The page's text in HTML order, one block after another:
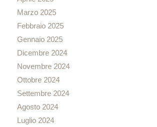
Marzo 2025
Febbraio 2025
Gennaio 2025
Dicembre 2024
Novembre 2024
Ottobre 2024
Settembre 2024
Agosto 2024
Luglio 2024